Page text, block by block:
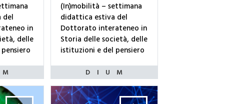
del
in
delle
(In)mobilità – settimana
didattica estiva del
Dottorato interateneo in
Storia delle società, delle
istituzioni e del pensiero